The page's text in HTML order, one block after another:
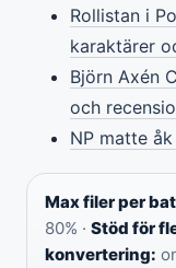
Rollistan i
karaktärer
Björn Axén
och
NP matte
Max filer per
80% · Stöd för
konvertering: